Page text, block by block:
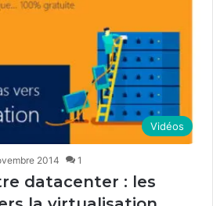
Vidéos
2014 1
datacenter : les